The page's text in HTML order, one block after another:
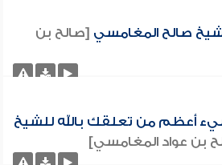
صالح المغامسي [صالح بن
أعظم من تعلقك بالله للشيخ
بن عواد المغامسي]